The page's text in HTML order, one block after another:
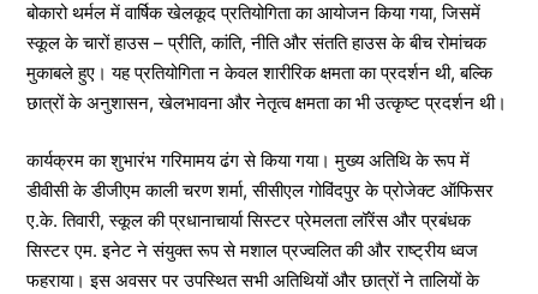
बोकारो थर्मल में वार्षिक खेलकूद प्रतियोगिता का आयोजन किया गया, जिसमें
स्कूल के चारों हाउस – प्रीति, कांति, नीति और संतति हाउस के बीच रोमांचक
मुकाबले हुए। यह प्रतियोगिता न केवल शारीरिक क्षमता का प्रदर्शन थी, बल्कि
छात्रों के अनुशासन, खेलभावना और नेतृत्व क्षमता का भी उत्कृष्ट प्रदर्शन थी।
कार्यक्रम का शुभारंभ गरिमामय ढंग से किया गया। मुख्य अतिथि के रूप में
डीवीसी के डीजीएम काली चरण शर्मा, सीसीएल गोविंदपुर के प्रोजेक्ट ऑफिसर
ए.के. तिवारी, स्कूल की प्रधानाचार्या सिस्टर प्रेमलता लॉरेंस और प्रबंधक
सिस्टर एम. इनेट ने संयुक्त रूप से मशाल प्रज्वलित की और राष्ट्रीय ध्वज
फहराया। इस अवसर पर उपस्थित सभी अतिथियों और छात्रों ने तालियों के